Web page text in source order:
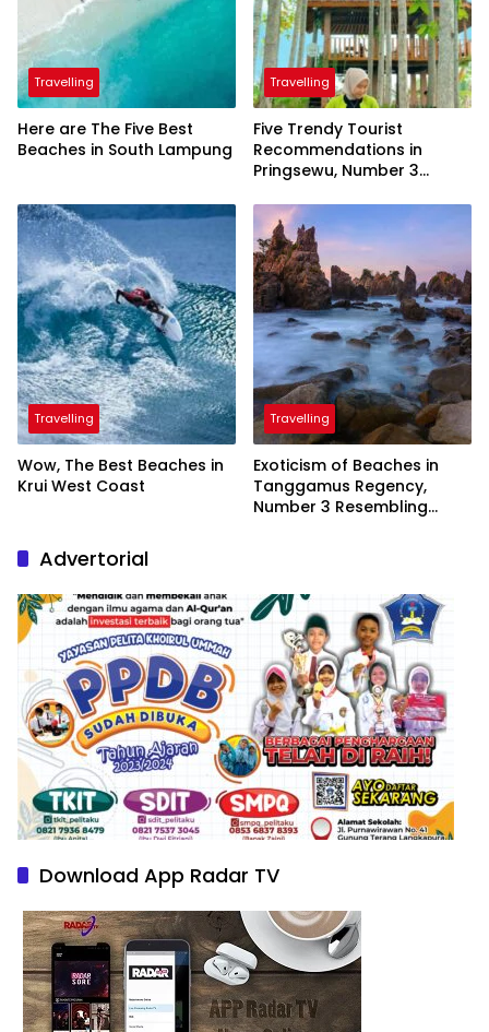
Travelling
Here are The Five Best
Beaches in South Lampung
Travelling
Five Trendy Tourist
Recommendations in
Pringsewu, Number 3
President
Travelling
Wow, The Best Beaches in
Krui West Coast
Travelling
Exoticism of Beaches in
Tanggamus Regency,
Number 3 Resembling
Advertorial
Download App Radar TV